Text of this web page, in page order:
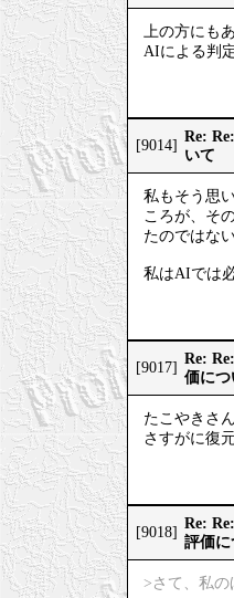
上の方にも
AIによる判
[9014]
Re:
いて
私もそう思
ころが、そ
たのではな
私はAIでは
[9017]
Re:
価につ
たこやきさ
さすがに復
[9018]
Re:
評価に
>さて、私